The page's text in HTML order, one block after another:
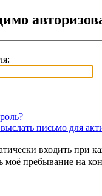
письмо для
входить при
моё пребывание на